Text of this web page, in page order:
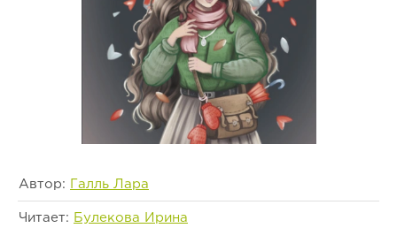
Автор: Галль Лара
Читает: Булекова Ирина